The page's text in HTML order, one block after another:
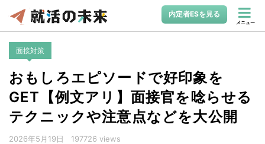
内定者ESを見る
メニュー
面接対策
おもしろエピソードで好印象を
GET【例文アリ】面接官を唸らせる
テクニックや注意点などを大公開
2026年5月19日 197726 views